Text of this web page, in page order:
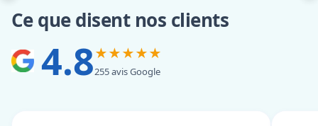
Ce que disent nos clients
4.8★★★★★
255 avis Google